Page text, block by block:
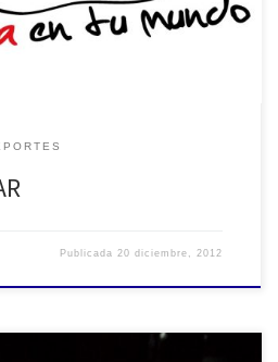
Publicada 20 diciembre, 2012